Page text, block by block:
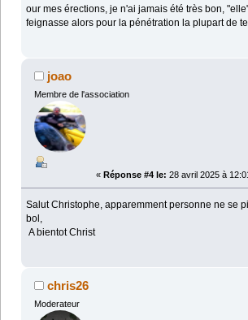
our mes érections, je n'ai jamais été très bon,
feignasse alors pour la pénétration la plupart de
joao
Membre de l'association
« Réponse #4 le: 28 avril 2025 à
Salut Christophe, apparemment personne ne se
bol,
A bientot Christ
chris26
Moderateur